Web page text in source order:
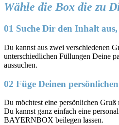
Wähle die Box die zu
01 Suche Dir den Inhalt
Du kannst aus zwei verschiedenen
unterschiedlichen Füllungen Deine
aussuchen.
02 Füge Deinen
Du möchtest eine persönlichen
Du kannst ganz einfach eine
BAYERNBOX beilegen lassen.